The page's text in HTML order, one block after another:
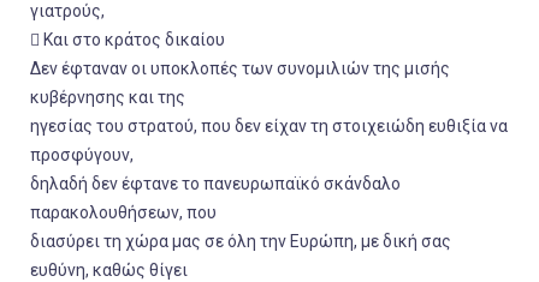
γιατρούς,
 Και στο κράτος δικαίου
Δεν έφταναν οι υποκλοπές των συνομιλιών της μισής
κυβέρνησης και της
ηγεσίας του στρατού, που δεν είχαν τη στοιχειώδη ευθιξία να
προσφύγουν,
δηλαδή δεν έφτανε το πανευρωπαϊκό σκάνδαλο
παρακολουθήσεων, που
διασύρει τη χώρα μας σε όλη την Ευρώπη, με δική σας
ευθύνη, καθώς θίγει